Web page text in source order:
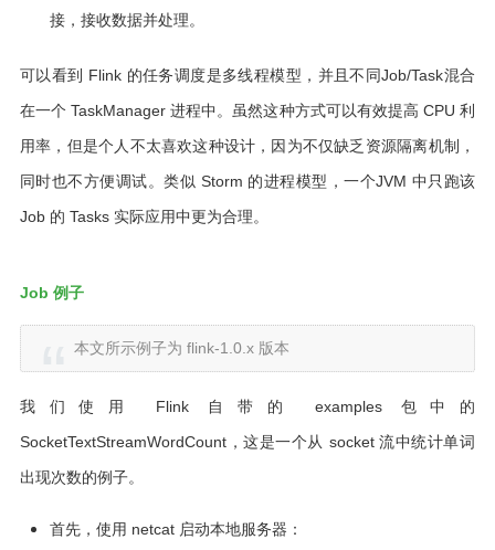
接，接收数据并处理。
可以看到 Flink 的任务调度是多线程模型，并且不同Job/Task混合
在一个 TaskManager 进程中。虽然这种方式可以有效提高 CPU 利
用率，但是个人不太喜欢这种设计，因为不仅缺乏资源隔离机制，
同时也不方便调试。类似 Storm 的进程模型，一个JVM 中只跑该
Job 的 Tasks 实际应用中更为合理。
Job 例子
本文所示例子为 flink-1.0.x 版本
我们使用 Flink 自带的 examples 包中的
SocketTextStreamWordCount，这是一个从 socket 流中统计单词
出现次数的例子。
首先，使用 netcat 启动本地服务器：